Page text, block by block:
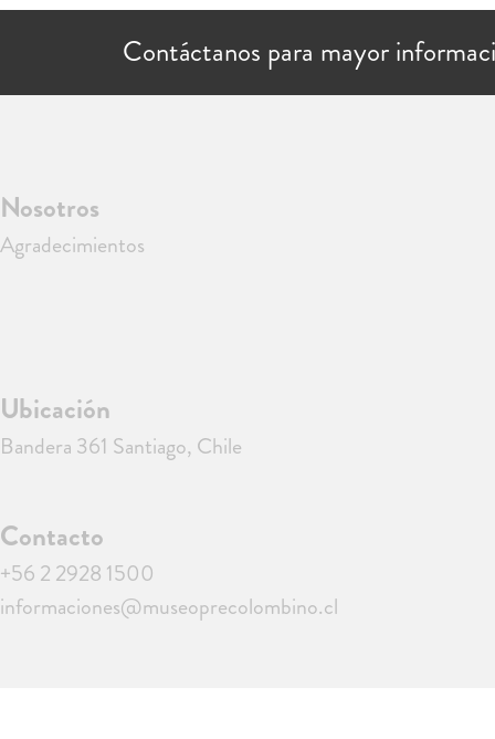
Contáctanos para mayor
Nosotros
Agradecimientos
Ubicación
Bandera 361 Santiago, Chile
Contacto
+56 2 2928 1500
informaciones@museoprecolombino.cl